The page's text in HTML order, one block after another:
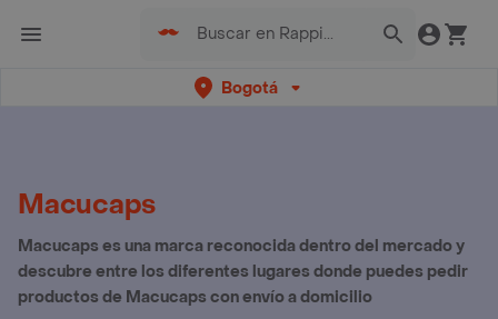
Bogotá
Macucaps
Macucaps es una marca reconocida dentro del mercado y
descubre entre los diferentes lugares donde puedes pedir
productos de Macucaps con envío a domicilio